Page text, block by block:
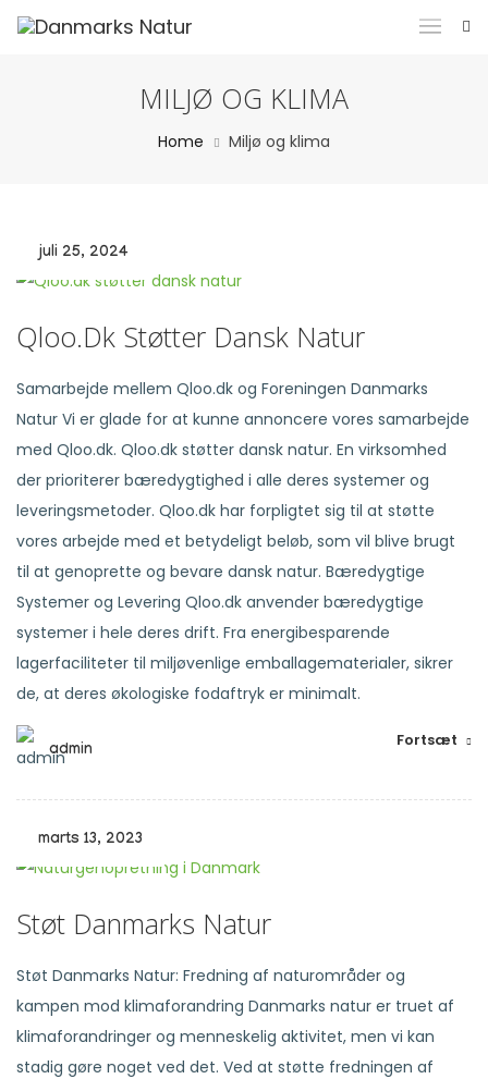
MILJØ OG KLIMA
Home Miljø og klima
juli 25, 2024
Qloo.dk Støtter Dansk Natur
Samarbejde mellem Qloo.dk og Foreningen Danmarks
Natur Vi er glade for at kunne annoncere vores samarbejde
med Qloo.dk. Qloo.dk støtter dansk natur. En virksomhed
der prioriterer bæredygtighed i alle deres systemer og
leveringsmetoder. Qloo.dk har forpligtet sig til at støtte
vores arbejde med et betydeligt beløb, som vil blive brugt
til at genoprette og bevare dansk natur. Bæredygtige
Systemer og Levering Qloo.dk anvender bæredygtige
systemer i hele deres drift. Fra energibesparende
lagerfaciliteter til miljøvenlige emballagematerialer, sikrer
de, at deres økologiske fodaftryk er minimalt.
admin
Fortsæt
marts 13, 2023
Støt Danmarks Natur
Støt Danmarks Natur: Fredning af naturområder og
kampen mod klimaforandring Danmarks natur er truet af
klimaforandringer og menneskelig aktivitet, men vi kan
stadig gøre noget ved det. Ved at støtte fredningen af